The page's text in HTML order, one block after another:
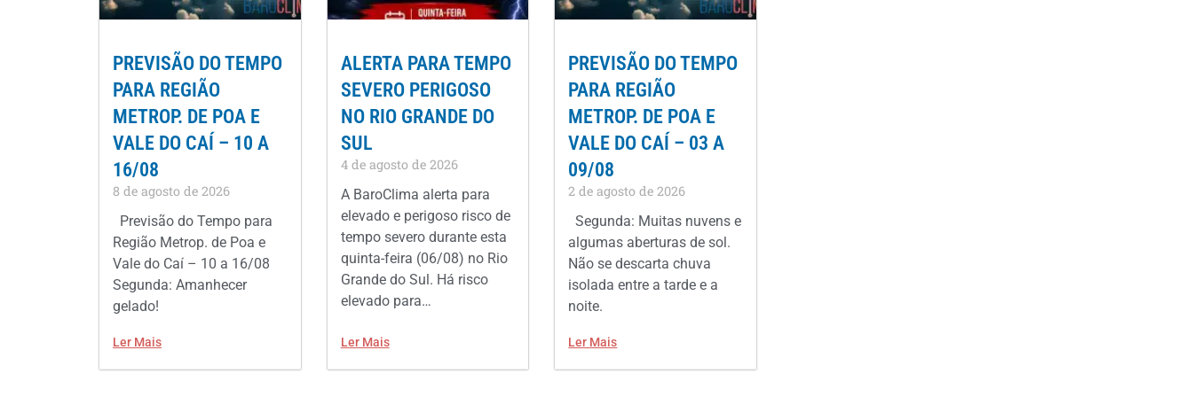
PREVISÃO DO TEMPO
PARA REGIÃO
METROP. DE POA E
VALE DO CAÍ – 10 A
16/08
8 de agosto de 2026
Previsão do Tempo para
Região Metrop. de Poa e
Vale do Caí – 10 a 16/08
Segunda: Amanhecer
gelado!
Ler Mais
ALERTA PARA TEMPO
SEVERO PERIGOSO
NO RIO GRANDE DO
SUL
4 de agosto de 2026
A BaroClima alerta para
elevado e perigoso risco de
tempo severo durante esta
quinta-feira (06/08) no Rio
Grande do Sul. Há risco
elevado para…
Ler Mais
PREVISÃO DO TEMPO
PARA REGIÃO
METROP. DE POA E
VALE DO CAÍ – 03 A
09/08
2 de agosto de 2026
Segunda: Muitas nuvens e
algumas aberturas de sol.
Não se descarta chuva
isolada entre a tarde e a
noite.
Ler Mais